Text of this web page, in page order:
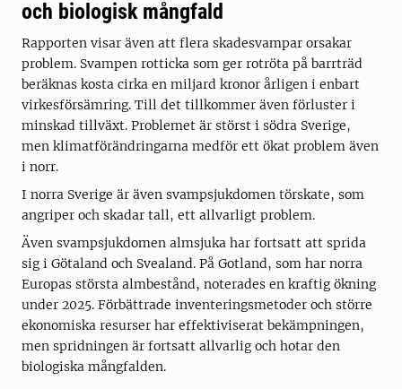
och biologisk mångfald
Rapporten visar även att flera skadesvampar orsakar
problem. Svampen rotticka som ger rotröta på barrträd
beräknas kosta cirka en miljard kronor årligen i enbart
virkesförsämring. Till det tillkommer även förluster i
minskad tillväxt. Problemet är störst i södra Sverige,
men klimatförändringarna medför ett ökat problem även
i norr.
I norra Sverige är även svampsjukdomen törskate, som
angriper och skadar tall, ett allvarligt problem.
Även svampsjukdomen almsjuka har fortsatt att sprida
sig i Götaland och Svealand. På Gotland, som har norra
Europas största almbestånd, noterades en kraftig ökning
under 2025. Förbättrade inventeringsmetoder och större
ekonomiska resurser har effektiviserat bekämpningen,
men spridningen är fortsatt allvarlig och hotar den
biologiska mångfalden.